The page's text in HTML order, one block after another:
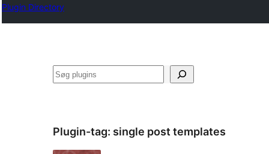
Plugin Directory
Søg
Plugin-tag: single post templates